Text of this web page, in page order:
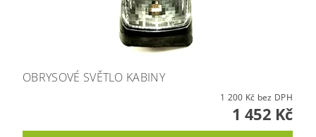
OBRYSOVÉ SVĚTLO KABINY
1 200 Kč bez DPH
1 452 Kč